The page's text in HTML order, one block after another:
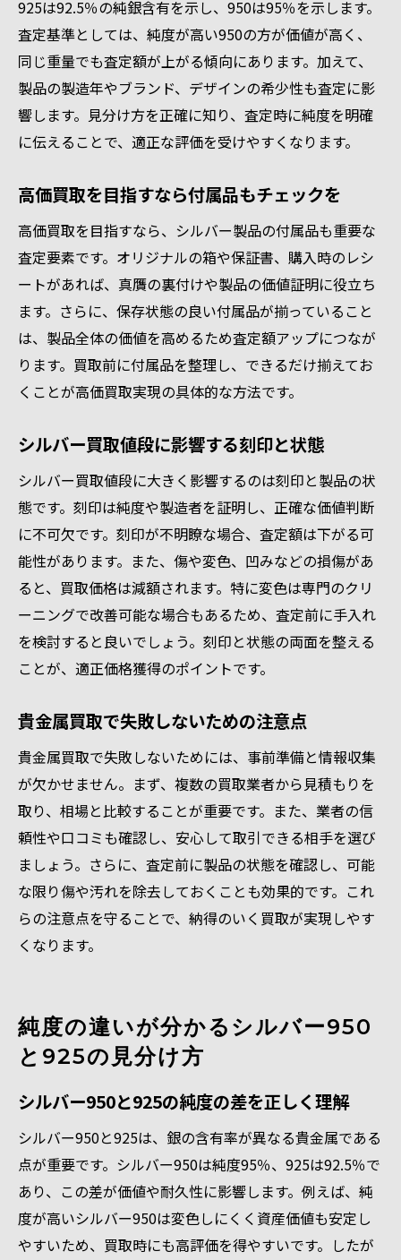
925は92.5％の純銀含有を示し、950は95％を示します。
査定基準としては、純度が高い950の方が価値が高く、
同じ重量でも査定額が上がる傾向にあります。加えて、
製品の製造年やブランド、デザインの希少性も査定に影
響します。見分け方を正確に知り、査定時に純度を明確
に伝えることで、適正な評価を受けやすくなります。
高価買取を目指すなら付属品もチェックを
高価買取を目指すなら、シルバー製品の付属品も重要な
査定要素です。オリジナルの箱や保証書、購入時のレシ
ートがあれば、真贋の裏付けや製品の価値証明に役立ち
ます。さらに、保存状態の良い付属品が揃っていること
は、製品全体の価値を高めるため査定額アップにつなが
ります。買取前に付属品を整理し、できるだけ揃えてお
くことが高価買取実現の具体的な方法です。
シルバー買取値段に影響する刻印と状態
シルバー買取値段に大きく影響するのは刻印と製品の状
態です。刻印は純度や製造者を証明し、正確な価値判断
に不可欠です。刻印が不明瞭な場合、査定額は下がる可
能性があります。また、傷や変色、凹みなどの損傷があ
ると、買取価格は減額されます。特に変色は専門のクリ
ーニングで改善可能な場合もあるため、査定前に手入れ
を検討すると良いでしょう。刻印と状態の両面を整える
ことが、適正価格獲得のポイントです。
貴金属買取で失敗しないための注意点
貴金属買取で失敗しないためには、事前準備と情報収集
が欠かせません。まず、複数の買取業者から見積もりを
取り、相場と比較することが重要です。また、業者の信
頼性や口コミも確認し、安心して取引できる相手を選び
ましょう。さらに、査定前に製品の状態を確認し、可能
な限り傷や汚れを除去しておくことも効果的です。これ
らの注意点を守ることで、納得のいく買取が実現しやす
くなります。
純度の違いが分かるシルバー950
と925の見分け方
シルバー950と925の純度の差を正しく理解
シルバー950と925は、銀の含有率が異なる貴金属である
点が重要です。シルバー950は純度95％、925は92.5％で
あり、この差が価値や耐久性に影響します。例えば、純
度が高いシルバー950は変色しにくく資産価値も安定し
やすいため、買取時にも高評価を得やすいです。したが